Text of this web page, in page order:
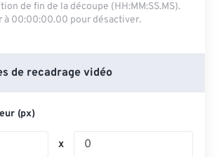
de fin de la découpe (HH:MM:SS.MS).
à 00:00:00.00 pour désactiver.
de recadrage vidéo
(px)
x